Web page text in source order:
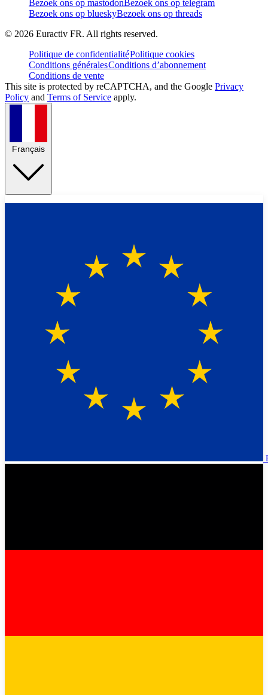
Bezoek ons op mastodonBezoek ons op telegram
Bezoek ons op blueskyBezoek ons op threads
© 2026 Euractiv FR. All rights reserved.
Politique de confidentialitéPolitique cookies
Conditions généralesConditions d’abonnement
Conditions de vente
This site is protected by reCAPTCHA, and the Google Privacy
Policy and Terms of Service apply.
Français